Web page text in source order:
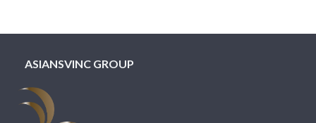
ASIANSVINC GROUP